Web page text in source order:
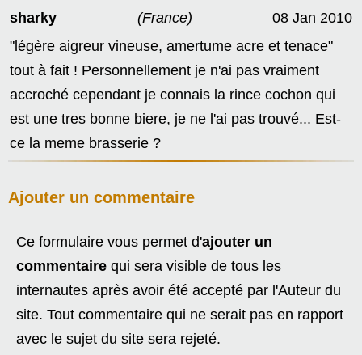
sharky (France)
08 Jan 2010
"légère aigreur vineuse, amertume acre et tenace"
tout à fait ! Personnellement je n'ai pas vraiment
accroché cependant je connais la rince cochon qui
est une tres bonne biere, je ne l'ai pas trouvé... Est-
ce la meme brasserie ?
Ajouter un commentaire
Ce formulaire vous permet d'ajouter un
commentaire qui sera visible de tous les
internautes après avoir été accepté par l'Auteur du
site. Tout commentaire qui ne serait pas en rapport
avec le sujet du site sera rejeté.